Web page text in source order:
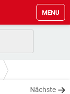
MENU
Nächste